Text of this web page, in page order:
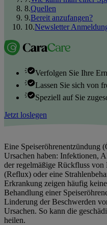
8.Quellen
9.Bereit anzufangen?
10.Newsletter
Verfolgen Sie Ihre
Lassen Sie sich von
Speziell auf Sie
Jetzt loslegen
Eine Speiseröhrenentzündung
Ursachen haben: Infektionen,
der regelmäßige Rückfluss von
(Reflux) oder eine
Erkrankung zeigen häufig
Behandlung einer
Linderung der Beschwerden
Ursachen. So kann die
heilen.